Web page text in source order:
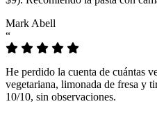
Mark Abell
“
He perdido la cuenta de cuántas
vegetariana, limonada de fresa y
10/10, sin observaciones.